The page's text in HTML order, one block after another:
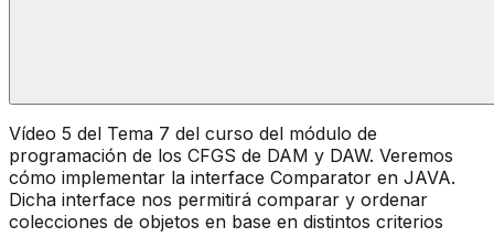
Vídeo 5 del Tema 7 del curso del módulo de
programación de los CFGS de DAM y DAW. Veremos
cómo implementar la interface Comparator en JAVA.
Dicha interface nos permitirá comparar y ordenar
colecciones de objetos en base en distintos criterios